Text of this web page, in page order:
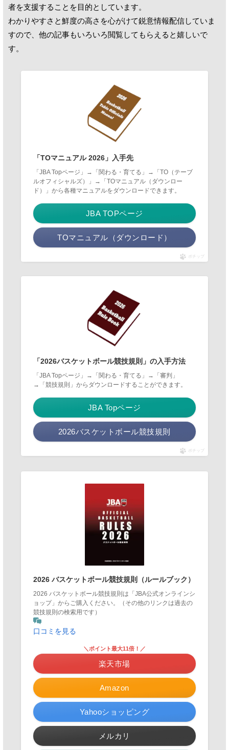
者を支援することを目的としています。
わかりやすさと鮮度の高さを心がけて鋭意情報配信していま
すので、他の記事もいろいろ閲覧してもらえると嬉しいで
す。
「TOマニュアル 2026」入手先
「JBA Topページ」→「関わる・育てる」→「TO（テーブ
ルオフィシャルズ）」→「TOマニュアル（ダウンロー
ド）」から各種マニュアルをダウンロードできます。
JBA TOPページ
TOマニュアル（ダウンロード）
ポチップ
「2026バスケットボール競技規則」の入手方法
「JBA Topページ」→「関わる・育てる」→「審判」
→「競技規則」からダウンロードすることができます。
JBA Topページ
2026バスケットボール競技規則
ポチップ
2026 バスケットボール競技規則（ルールブック）
2026 バスケットボール競技規則は「JBA公式オンラインシ
ョップ」からご購入ください。（その他のリンクは過去の
競技規則の検索用です）
口コミを見る
Amazon
＼ポイント最大11倍！／
楽天市場
Yahooショッピング
メルカリ